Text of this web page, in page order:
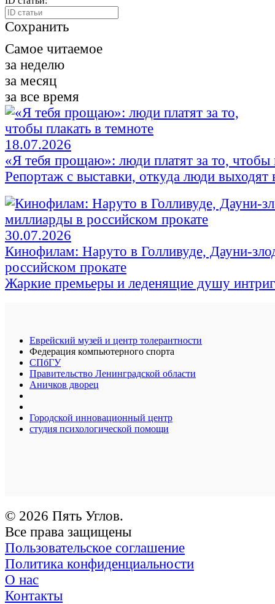
Сохранить
Самое читаемое
за неделю
за месяц
за все время
18.07.2026
«Я тебя прощаю»: люди платят за то, чтобы
Репортаж с выставки, откуда люди выходят
30.07.2026
Кинофилам: Наруто в Голливуде, Дауни-
российском прокате
Жаркие премьеры и леденящие душу
Еврейский музей и центр толерантности
Федерация компьютерного спорта
СПбГУ
Правительство Ленинградской области
Аничков дворец
Городской инновационный центр
студия психологической помощи
© 2026 Пять Углов.
Все права защищены
Пользовательское соглашение
Политика конфиденциальности
О нас
Контакты